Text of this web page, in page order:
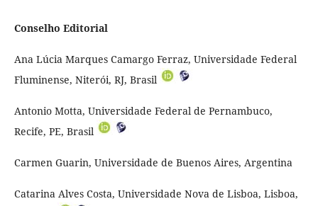
Conselho Editorial
Ana Lúcia Marques Camargo Ferraz, Universidade Federal
Fluminense, Niterói, RJ, Brasil
Antonio Motta, Universidade Federal de Pernambuco,
Recife, PE, Brasil
Carmen Guarin, Universidade de Buenos Aires, Argentina
Catarina Alves Costa, Universidade Nova de Lisboa, Lisboa,